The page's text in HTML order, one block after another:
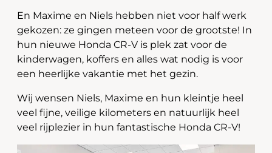
En Maxime en Niels hebben niet voor half werk
gekozen: ze gingen meteen voor de grootste! In
hun nieuwe Honda CR-V is plek zat voor de
kinderwagen, koffers en alles wat nodig is voor
een heerlijke vakantie met het gezin.
Wij wensen Niels, Maxime en hun kleintje heel
veel fijne, veilige kilometers en natuurlijk heel
veel rijplezier in hun fantastische Honda CR-V!